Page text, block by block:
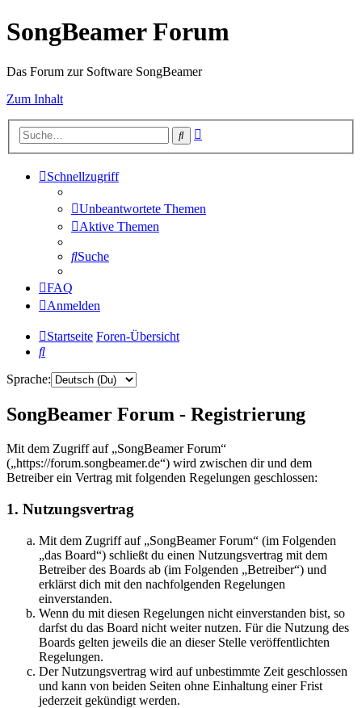
SongBeamer Forum
Das Forum zur Software SongBeamer
Zum Inhalt
Suche
Schnellzugriff
Unbeantwortete Themen
Aktive Themen
Suche
FAQ
Anmelden
Startseite Foren-Übersicht
Suche
Sprache:
SongBeamer Forum - Registrierung
Mit dem Zugriff auf „SongBeamer Forum“
(„https://forum.songbeamer.de“) wird zwischen dir und dem
Betreiber ein Vertrag mit folgenden Regelungen geschlossen:
1. Nutzungsvertrag
Mit dem Zugriff auf „SongBeamer Forum“ (im Folgenden
„das Board“) schließt du einen Nutzungsvertrag mit dem
Betreiber des Boards ab (im Folgenden „Betreiber“) und
erklärst dich mit den nachfolgenden Regelungen
einverstanden.
Wenn du mit diesen Regelungen nicht einverstanden bist, so
darfst du das Board nicht weiter nutzen. Für die Nutzung des
Boards gelten jeweils die an dieser Stelle veröffentlichten
Regelungen.
Der Nutzungsvertrag wird auf unbestimmte Zeit geschlossen
und kann von beiden Seiten ohne Einhaltung einer Frist
jederzeit gekündigt werden.